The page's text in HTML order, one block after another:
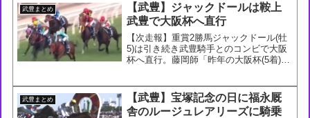
武豊まとめ
【武豊】ジャックドールは鞍上
武豊で大阪杯へ直行
【次走報】重賞2勝馬ジャックドール(牡
5)は引き続き武豊騎手とのコンビで大阪
杯へ直行。藤岡師「昨年の大阪杯(5着)は
いと」#ジャックドール— netkeiba
(@n...
武豊まとめ
【武豊】宝塚記念の日に福永厩
舎のルージュレアリーズに騎乗